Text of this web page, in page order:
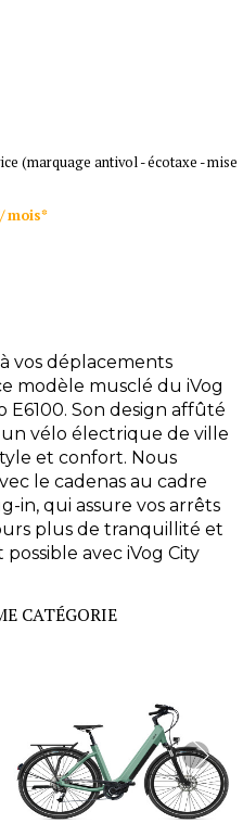
(marquage antivol - écotaxe - mise
mois*
vos déplacements
modèle musclé du iVog
E6100. Son design affûté
vélo électrique de ville
et confort. Nous
le cadenas au cadre
in, qui assure vos arrêts
plus de tranquillité et
avec iVog City
CATÉGORIE